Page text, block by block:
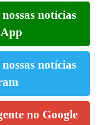
notícias
notícias
no Google